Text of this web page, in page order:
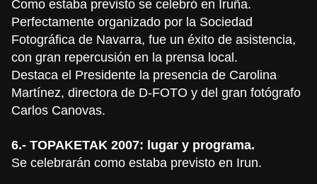
Como estaba previsto se celebró en Iruña.
Perfectamente organizado por la Sociedad
Fotográfica de Navarra, fue un éxito de asistencia,
con gran repercusión en la prensa local.
Destaca el Presidente la presencia de Carolina
Martínez, directora de D-FOTO y del gran fotógrafo
Carlos Canovas.
6.- TOPAKETAK 2007: lugar y programa.
Se celebrarán como estaba previsto en Irun.